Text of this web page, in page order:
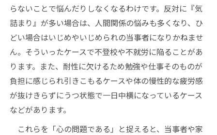
らないことで悩んだりしなくなるわけです。反対に『気
詰まり』が多い場合は、人間関係の悩みも多くなり、ひ
どい場合はいじめやいじめられの当事者になりかねませ
ん。そういったケースで不登校や不就労に陥ることがあ
ります。また、耐性に欠けるため勉強や仕事そのものが
負担に感じられ引きこもるケースや体の慢性的な疲労感
が抜けきらずにうつ状態で一日中横になっているケース
などがあります。
これらを「心の問題である」と捉えると、当事者や家